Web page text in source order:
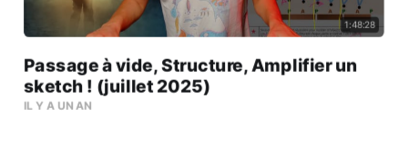
1:48:28
Passage à vide, Structure, Amplifier un
sketch ! (juillet 2025)
IL Y A UN AN